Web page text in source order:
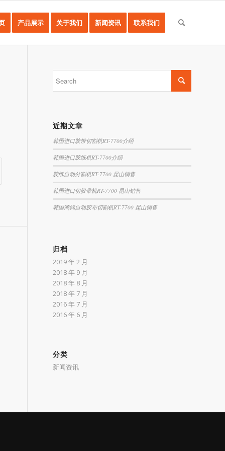
产品展示 关于我们 新闻资讯 联系我们
近期文章
韩国进口胶带切割机RT-7700介绍
韩国进口胶纸机RT-7700介绍
胶纸自动分割机RT-7700 昆山销售
韩国进口切胶带机RT-7700 昆山销售
韩国鸿锦自动胶布切割机RT-7700 昆山销售
归档
2019 年 2 月
2018 年 9 月
2018 年 8 月
2018 年 7 月
2016 年 7 月
2016 年 6 月
分类
新闻资讯